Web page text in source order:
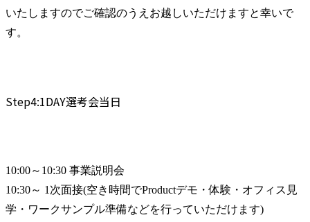
いたしますのでご確認のうえお越しいただけますと幸いで
す。
Step4:1DAY選考会当日
10:00～10:30 事業説明会
10:30～ 1次面接(空き時間でProductデモ・体験・オフィス見
学・ワークサンプル準備などを行っていただけます)